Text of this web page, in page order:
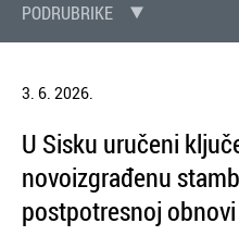
PODRUBRIKE
3. 6. 2026.
U Sisku uručeni
novoizgrađenu
postpotresnoj